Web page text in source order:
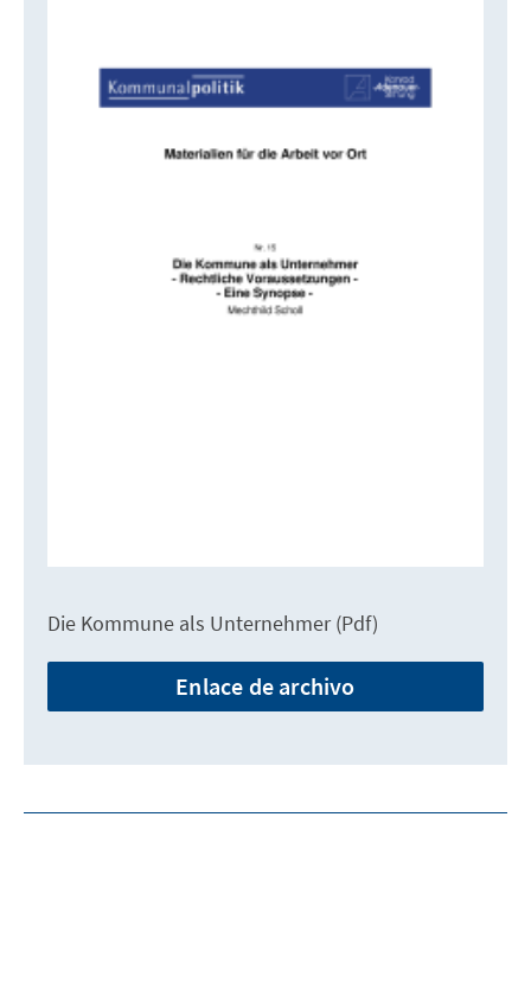
Die Kommune als Unternehmer (Pdf)
Enlace de archivo